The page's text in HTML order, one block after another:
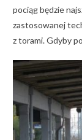
pociąg będzie
zastosowanej
z torami. Gdyby